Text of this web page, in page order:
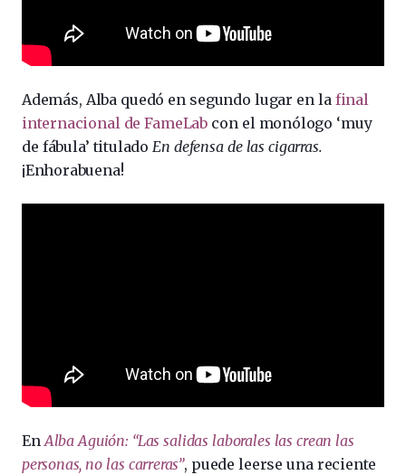
Además, Alba quedó en segundo lugar en la final
internacional de FameLab con el monólogo ‘muy
de fábula’ tituladoEn defensa de las cigarras.
¡Enhorabuena!
EnAlba Aguión: “Las salidas laborales las crean las
personas, no las carreras”, puede leerse una reciente